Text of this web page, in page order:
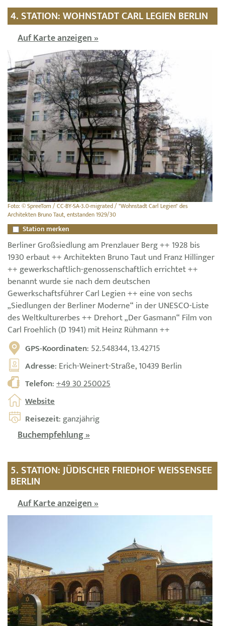
4. STATION: WOHNSTADT CARL LEGIEN BERLIN
Auf Karte anzeigen »
Foto: © SpreeTom / CC-BY-SA-3.0-migrated / "Wohnstadt Carl Legien" des
Architekten Bruno Taut, entstanden 1929/30
Station merken
Berliner Großsiedlung am Prenzlauer Berg ++ 1928 bis
1930 erbaut ++ Architekten Bruno Taut und Franz Hillinger
++ gewerkschaftlich-genossenschaftlich errichtet ++
benannt wurde sie nach dem deutschen
Gewerkschaftsführer Carl Legien ++ eine von sechs
„Siedlungen der Berliner Moderne“ in der UNESCO-Liste
des Weltkulturerbes ++ Drehort „Der Gasmann“ Film von
Carl Froehlich (D 1941) mit Heinz Rühmann ++
GPS-Koordinaten: 52.548344, 13.42715
Adresse: Erich-Weinert-Straße, 10439 Berlin
Telefon:+49 30 250025
Website
Reisezeit: ganzjährig
Buchempfehlung »
5. STATION: JÜDISCHER FRIEDHOF WEISSENSEE B
ERLIN
Auf Karte anzeigen »